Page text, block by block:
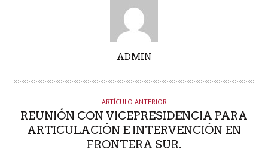
T
R
ADMIN
ARTÍCULO ANTERIOR
REUNIÓN CON VICEPRESIDENCIA PARA
ARTICULACIÓN E INTERVENCIÓN EN
FRONTERA SUR.